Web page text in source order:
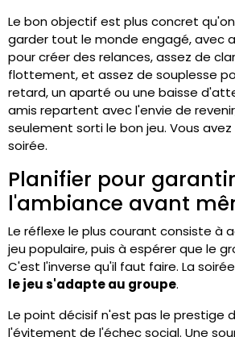
Le bon objectif est plus concret
garder tout le monde engagé, avec
pour créer des relances, assez de
flottement, et assez de souplesse
retard, un aparté ou une baisse
amis repartent avec l'envie de
seulement sorti le bon jeu. Vous
soirée.
Planifier pour garantir
l'ambiance avant
Le réflexe le plus courant consiste à
jeu populaire, puis à espérer que le
C'est l'inverse qu'il faut faire. La
le jeu s'adapte au groupe.
Le point décisif n'est pas le prestige
l'évitement de l'échec social. Une